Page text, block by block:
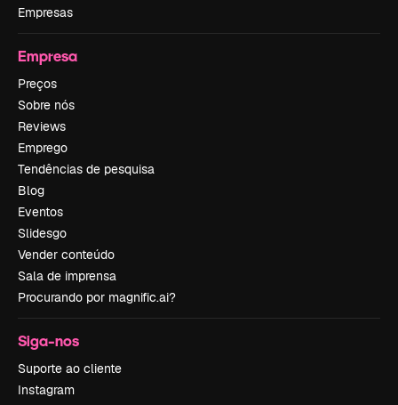
Empresas
Empresa
Preços
Sobre nós
Reviews
Emprego
Tendências de pesquisa
Blog
Eventos
Slidesgo
Vender conteúdo
Sala de imprensa
Procurando por magnific.ai?
Siga-nos
Suporte ao cliente
Instagram